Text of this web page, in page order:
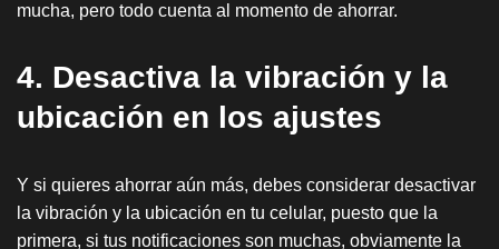
mucha, pero todo cuenta al momento de ahorrar.
4. Desactiva la vibración y la
ubicación en los ajustes
Y si quieres ahorrar aún más, debes considerar desactivar
la vibración y la ubicación en tu celular, puesto que la
primera, si tus notificaciones son muchas, obviamente la